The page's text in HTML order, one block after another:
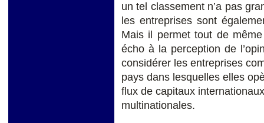
un tel classement n’a pas
les entreprises sont
Mais il permet tout de
écho à la perception de
considérer les entreprises
pays dans lesquelles elles
flux de capitaux
multinationales.